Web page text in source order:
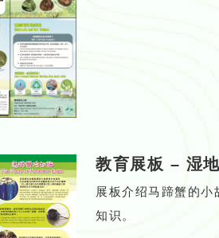
教育展板 – 湿
展板介绍马蹄蟹的
知识。